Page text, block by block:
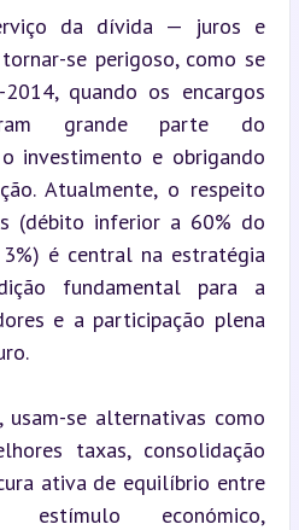
da dívida — juros e
se perigoso, como se
quando os encargos
grande parte do
investimento e obrigando
Atualmente, o respeito
(débito inferior a 60% do
é central na estratégia
fundamental para a
e a participação plena
se alternativas como
taxas, consolidação
ativa de equilíbrio entre
estímulo económico,